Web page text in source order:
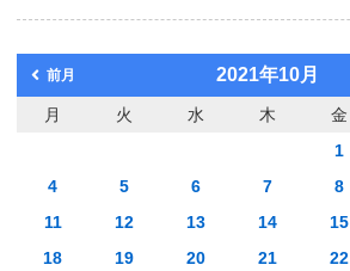
前月 2021年10月
月 火 水 木 金
1
4
5 6 7 8
11
12 13 14 15
18
19 20 21 22